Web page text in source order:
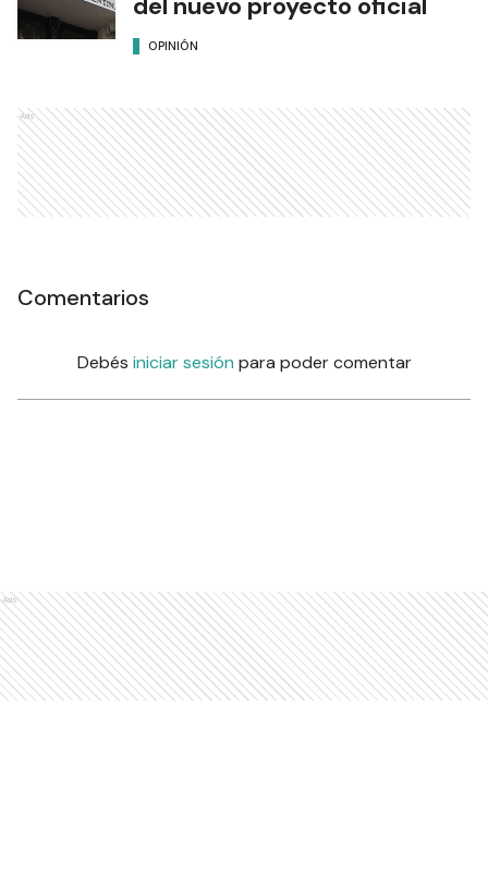
OPINIÓN
Ads
Comentarios
Debés iniciar sesión para poder comentar
Ads